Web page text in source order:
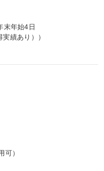
末年始4日
績あり））
可）